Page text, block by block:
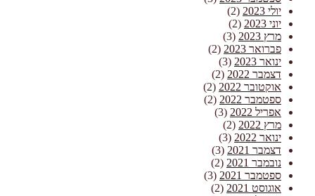
יולי 2023
(2)
יוני 2023
(2)
מרץ 2023
(3)
פברואר 2023
(2)
ינואר 2023
(3)
דצמבר 2022
(2)
אוקטובר 2022
(2)
ספטמבר 2022
(2)
אפריל 2022
(3)
מרץ 2022
(2)
ינואר 2022
(3)
דצמבר 2021
(3)
נובמבר 2021
(2)
ספטמבר 2021
(3)
אוגוסט 2021
(2)